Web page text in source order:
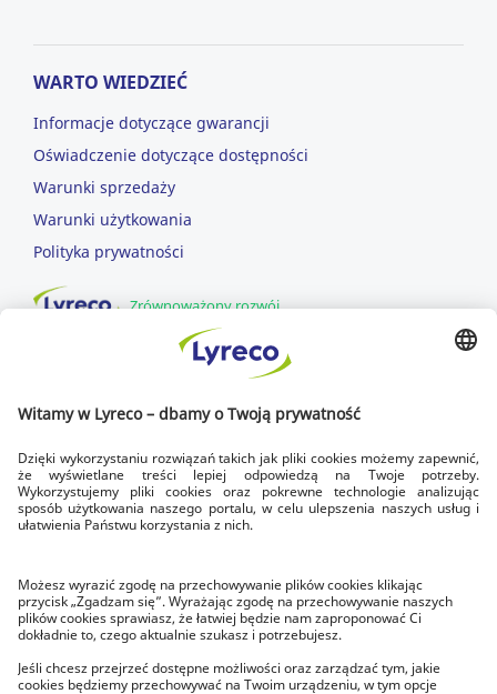
WARTO WIEDZIEĆ
Informacje dotyczące gwarancji
Oświadczenie dotyczące dostępności
Warunki sprzedaży
Warunki użytkowania
Polityka prywatności
Zrównoważony rozwój
dowozimy w dni robocze
DOSTAWA NA CZAS
zawsze do godziny 17.00
O LYRECO
Poznaj Lyreco